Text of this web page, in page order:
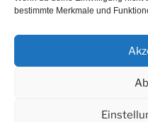
bestimmte Merkmale und